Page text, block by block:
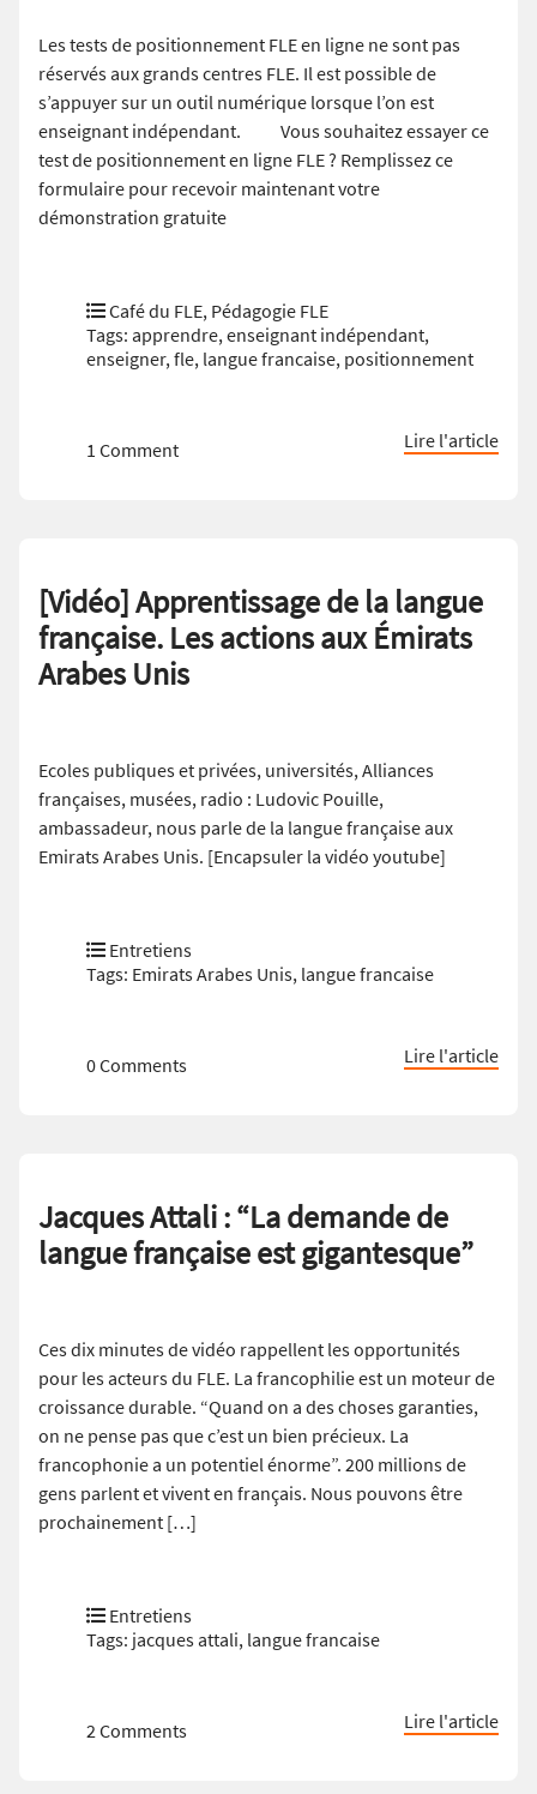
Les tests de positionnement FLE en ligne ne sont pas
réservés aux grands centres FLE. Il est possible de
s’appuyer sur un outil numérique lorsque l’on est
enseignant indépendant. Vous souhaitez essayer ce
test de positionnement en ligne FLE ? Remplissez ce
formulaire pour recevoir maintenant votre
démonstration gratuite
Café du FLE, Pédagogie FLE
Tags: apprendre, enseignant indépendant,
enseigner, fle, langue francaise, positionnement
1 Comment Lire l'article
[Vidéo] Apprentissage de la langue
française. Les actions aux Émirats
Arabes Unis
Ecoles publiques et privées, universités, Alliances
françaises, musées, radio : Ludovic Pouille,
ambassadeur, nous parle de la langue française aux
Emirats Arabes Unis. [Encapsuler la vidéo youtube]
Entretiens
Tags: Emirats Arabes Unis, langue francaise
0 Comments Lire l'article
Jacques Attali : “La demande de
langue française est gigantesque”
Ces dix minutes de vidéo rappellent les opportunités
pour les acteurs du FLE. La francophilie est un moteur de
croissance durable. “Quand on a des choses garanties,
on ne pense pas que c’est un bien précieux. La
francophonie a un potentiel énorme”. 200 millions de
gens parlent et vivent en français. Nous pouvons être
prochainement […]
Entretiens
Tags: jacques attali, langue francaise
2 Comments Lire l'article